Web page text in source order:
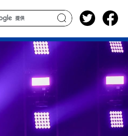
search